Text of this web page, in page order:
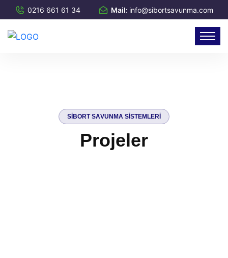
0216 661 61 34 Mail: info@sibortsavunma.com
S BORT SAVU N MA S STEM LER
Projeler